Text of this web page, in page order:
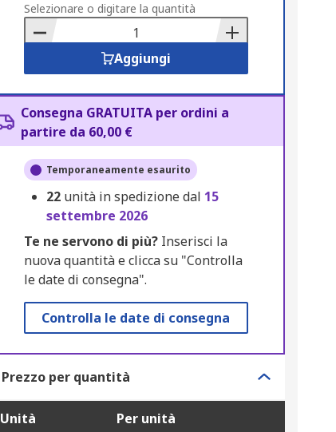
to
Basket
Selezionare o digitare la quantità
Aggiungi
Consegna GRATUITA per ordini a
partire da 60,00 €
Temporaneamente esaurito
22 unità in spedizione dal 15
settembre 2026
Te ne servono di più?Inserisci la
nuova quantità e clicca su "Controlla
le date di consegna".
Controlla le date di consegna
Prezzo per quantità
Unità Per unità